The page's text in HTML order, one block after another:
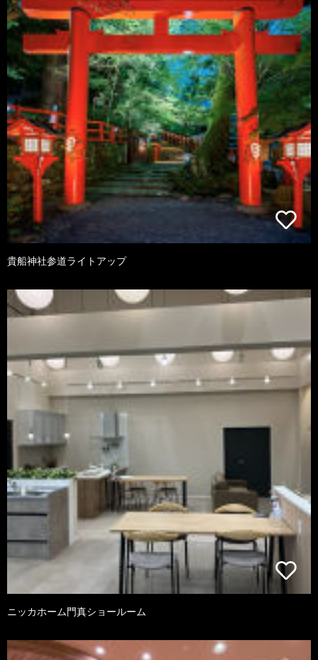
貴船神社参道ライトアップ
ニッカホーム門真ショールーム